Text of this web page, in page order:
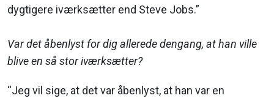
dygtigere iværksætter end Steve Jobs.”
Var det åbenlyst for dig allerede dengang, at han ville
blive en så stor iværksætter?
“Jeg vil sige, at det var åbenlyst, at han var en